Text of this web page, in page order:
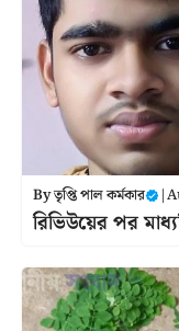
Byতৃপ্তি পাল কর্মকার |
রিভিউয়ের পর